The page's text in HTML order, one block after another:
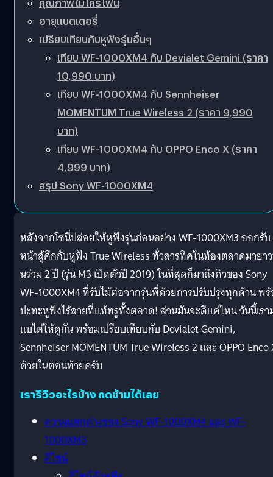
อายุแบตเตอรี่
เปรียบเทียบกับหูฟังรุ่นอื่นๆ
เทียบ WF-1000XM4 กับ Devialet Gemini (ราคา
10,990 บาท)
เทียบ WF-1000XM4 กับ Sennheiser
MOMENTUM True Wireless 2 (ราคา 9,990
บาท)
เทียบ WF-1000XM4 กับ OPPO Enco X (ราคา
4,999 บาท)
สรุป Sony WF-1000XM4
หลังจากโซนี่ปล่อยให้หูฟังรุ่นก่อนอย่าง WF-1000XM3 ออกรับ
หน้าสู้ศึกกับหูฟัง True Wireless ทั่วสารทิศในท้องตลาดมายา
นร่วม 2 ปี (รุ่น M3 เปิดตัวปี 2019) ในที่สุดก็มาถึงคิวของ Sony
WF-1000XM4 ที่รับไม้ต่อจากรุ่นพี่ด้วยการปรับปรุงทุกด้าน พ
ปะทะหูฟังไร้สายที่แท้ทรูทั้งตลาด! ส่วนมันจะดีแค่ไหน วันนี้เรา
แบไต๋ให้ดูกัน พร้อมเปรียบเทียบกับ Devialet Gemini,
Sennheiser MOMENTUM True Wireless 2 และ OPPO Enco
ด้วยในตอนท้ายครับ
เรารีวิวอะไรบ้าง กดข้ามได้เลย
ความแตกต่างของ Sony WF-1000XM4 และ WF-
1000XM3
ดีไซน์